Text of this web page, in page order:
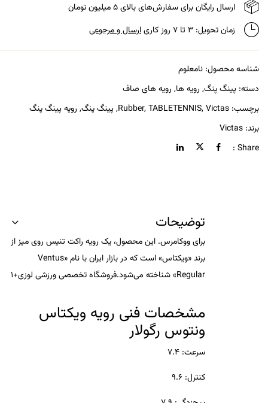
ارسال رایگان برای سفارش‌های بالای ۵ میلیون تومان
زمان تحویل: ۳ تا ۷ روز کاری
ارسال و مرجوعی
شناسه محصول: نامعلوم
دسته: پینگ پنگ, رویه ها, رویه های صاف
برچسب:
Rubber,TABLETENNIS,Victas
,پینگ پنگ, رویه پینگ پنگ
برند: Victas
Share :
توضیحات
برای ووکامرس. این محصول، یک رویه راکت تنیس روی میز از
برند «ویکتاس» است که در بازار ایران با نام «Ventus
Regular» شناخته می‌شود.
فروشگاه تخصصی ورزشی لوزی+1
مشخصات فنی رویه ویکتاس
ونتوس رگولار
سرعت: ۷.۴
کنترل: ۹.۶